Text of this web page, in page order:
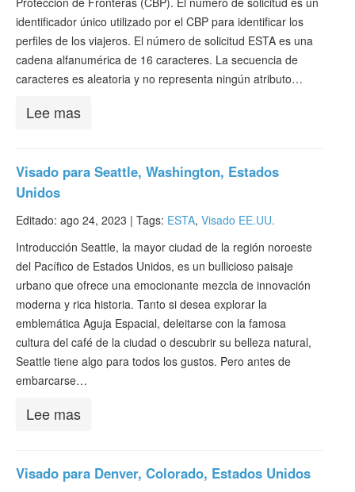
identificador único utilizado por el CBP para identificar los
perfiles de los viajeros. El número de solicitud ESTA es una
cadena alfanumérica de 16 caracteres. La secuencia de
caracteres es aleatoria y no representa ningún atributo…
Lee mas
Visado para Seattle, Washington, Estados
Unidos
Editado: ago 24, 2023 | Tags: ESTA, Visado EE.UU.
Introducción Seattle, la mayor ciudad de la región noroeste
del Pacífico de Estados Unidos, es un bullicioso paisaje
urbano que ofrece una emocionante mezcla de innovación
moderna y rica historia. Tanto si desea explorar la
emblemática Aguja Espacial, deleitarse con la famosa
cultura del café de la ciudad o descubrir su belleza natural,
Seattle tiene algo para todos los gustos. Pero antes de
embarcarse…
Lee mas
Visado para Denver, Colorado, Estados Unidos